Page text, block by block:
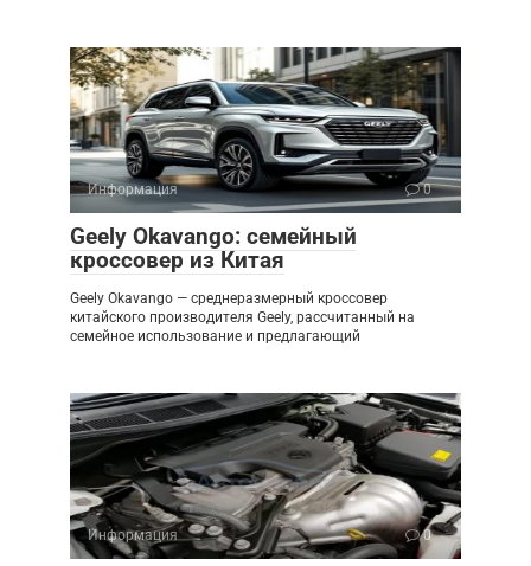
Информация 0
Geely Okavango: семейный
кроссовер из Китая
Geely Okavango — среднеразмерный кроссовер
китайского производителя Geely, рассчитанный на
семейное использование и предлагающий
Информация 0